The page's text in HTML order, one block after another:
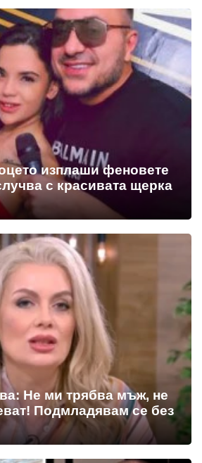
изплаши феновете
с красивата щерка
Не ми трябва мъж, не
Подмладявам се без